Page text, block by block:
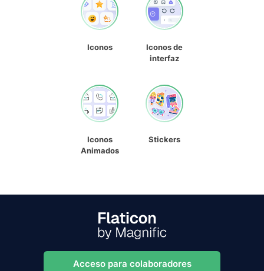
Iconos
Iconos de
interfaz
Iconos
Animados
Stickers
Acceso para colaboradores